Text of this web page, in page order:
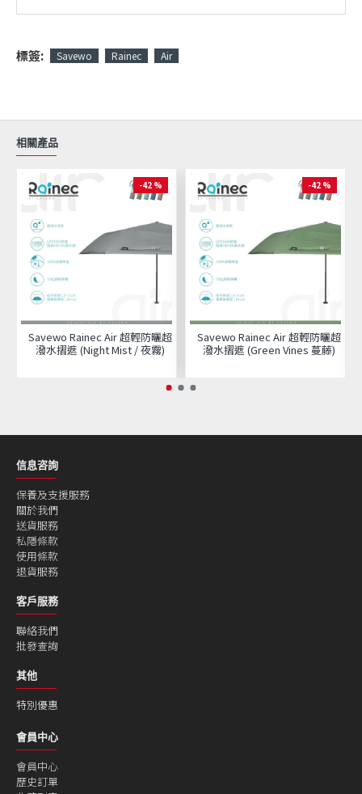
標簽: Savewo Rainec Air
相關產品
-42 %
Savewo Rainec Air 超輕防曬超
潑水摺遮 (Night Mist / 夜霧)
-42 %
Savewo Rainec Air 超輕防曬超
潑水摺遮 (Green Vines 蔓藤)
信息咨詢
保養及支援服務
關於我們
送貨服務
私隱條款
使用條款
退貨服務
客戶服務
聯絡我們
批發查詢
其他
特別優惠
會員中心
會員中心
歷史訂單